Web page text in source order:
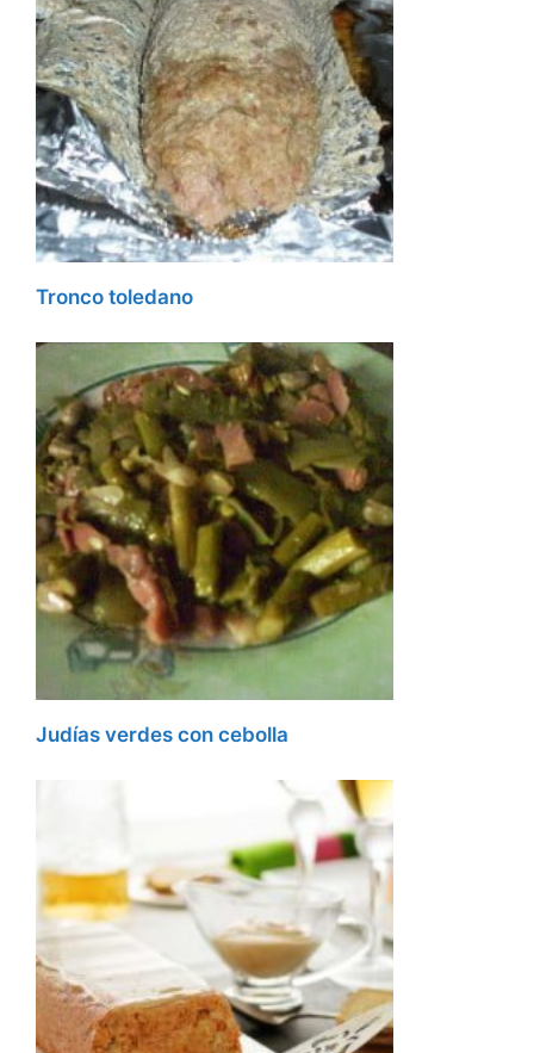
Tronco toledano
Judías verdes con cebolla